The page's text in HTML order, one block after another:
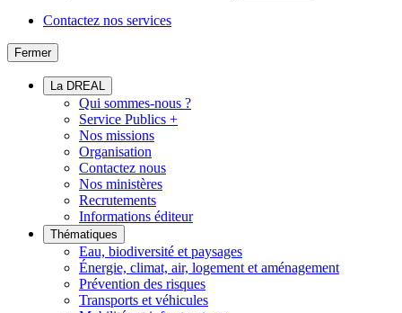
Contactez nos services
Fermer
La DREAL
Qui sommes-nous ?
Service Publics +
Nos missions
Organisation
Contactez nous
Nos ministères
Recrutements
Informations éditeur
Thématiques
Eau, biodiversité et paysages
Énergie, climat, air, logement et aménagement
Prévention des risques
Transports et véhicules